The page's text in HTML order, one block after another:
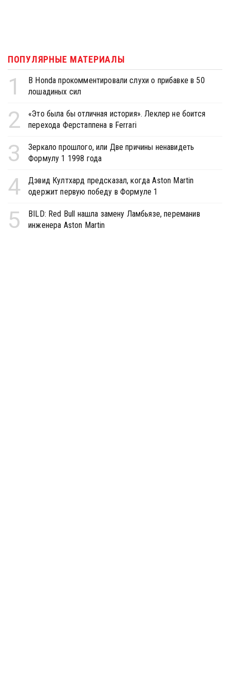
ПОПУЛЯРНЫЕ МАТЕРИАЛЫ
1
В Honda прокомментировали слухи о прибавке в 50
лошадиных сил
2
«Это была бы отличная история». Леклер не боится
перехода Ферстаппена в Ferrari
3
Зеркало прошлого, или Две причины ненавидеть
Формулу 1 1998 года
4
Дэвид Култхард предсказал, когда Aston Martin
одержит первую победу в Формуле 1
5
BILD: Red Bull нашла замену Ламбьязе, переманив
инженера Aston Martin